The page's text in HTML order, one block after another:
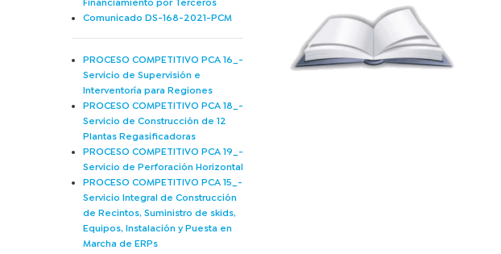
Financiamiento por Terceros
Comunicado DS-168-2021-PCM
PROCESO COMPETITIVO PCA 16_-
Servicio de Supervisión e
Interventoría para Regiones
PROCESO COMPETITIVO PCA 18_-
Servicio de Construcción de 12
Plantas Regasificadoras
PROCESO COMPETITIVO PCA 19_-
Servicio de Perforación Horizontal
PROCESO COMPETITIVO PCA 15_-
Servicio Integral de Construcción
de Recintos, Suministro de skids,
Equipos, Instalación y Puesta en
Marcha de ERPs